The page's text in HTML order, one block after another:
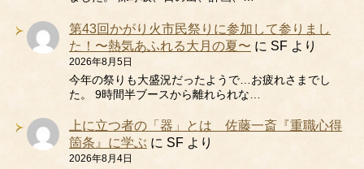
第43回かがり火市民祭りに参加して参りまし
た！〜熱気あふれる大月の夏〜 に SF より
2026年8月5日
今年の祭りも大盛況だったようで…お疲れさまでし
た。 9時間半ブースから離れられな…
上に立つ者の「器」とは 佐藤一斎『重職心得
箇条』に学ぶ に SF より
2026年8月4日